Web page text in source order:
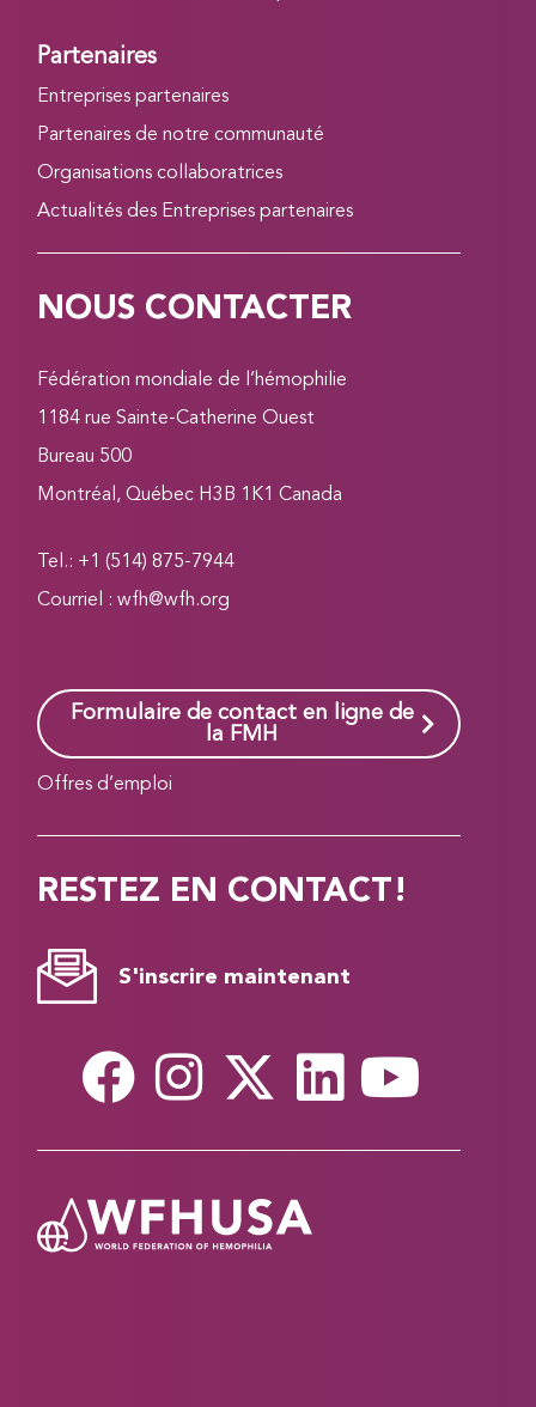
Partenaires
Entreprises partenaires
Partenaires de notre communauté
Organisations collaboratrices
Actualités des Entreprises partenaires
NOUS CONTACTER
Fédération mondiale de l’hémophilie
1184 rue Sainte-Catherine Ouest
Bureau 500
Montréal, Québec H3B 1K1 Canada
Tel.: +1 (514) 875-7944
Courriel :wfh@wfh.org
Formulaire de contact en ligne de
la FMH
Offres d’emploi
RESTEZ EN CONTACT!
S'inscrire maintenant